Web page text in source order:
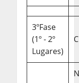
3ºFase
(1º - 2º
Lugares)